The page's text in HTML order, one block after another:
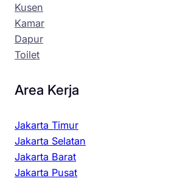
Kusen
Kamar
Dapur
Toilet
Area Kerja
Jakarta Timur
Jakarta Selatan
Jakarta Barat
Jakarta Pusat